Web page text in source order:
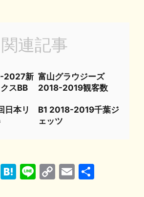
関連記事
2027新
スBB
富山グラウジーズ
2018-2019観客数
日本リ
B1 2018-2019千葉ジ
ェッツ
Bl H
Li C
E